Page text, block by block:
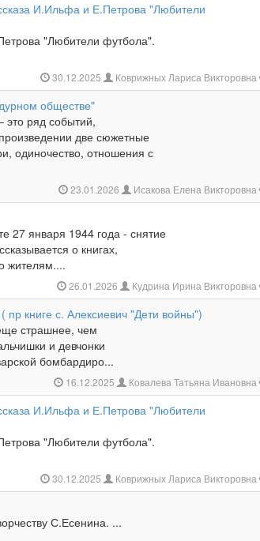
И.Ильфа и Е.Петрова "Любители
"Любители футбола".
30.12.2025 Коврижных Лариса Викторовна
обществе"
это ряд событий,
две сюжетные
одиночество, отношения с
23.01.2026 Исакова Елена Викторовна
27 января 1944 года - снятие
о книгах,
жителям....
26.01.2026 Кудрина Ирина Викторовна
пр книге с. Алексиевич "Дети войны")
страшнее, чем
и девчонки
бомбардиро...
16.12.2025 Ковалева Татьяна Ивановна
И.Ильфа и Е.Петрова "Любители
"Любители футбола".
30.12.2025 Коврижных Лариса Викторовна
С.Есенина. ...